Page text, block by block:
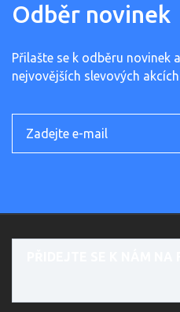
Odběr novinek
Přilašte se k odběru novinek
nejvovějších slevových